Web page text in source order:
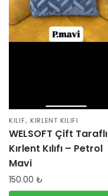
KILIF, KIRLENT KILIFI
WELSOFT Çift Taraflı
Kırlent Kılıfı – Petrol
Mavi
150.00 ₺